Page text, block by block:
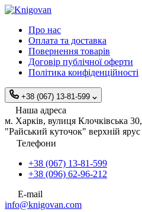
Про нас
Оплата та доставка
Повернення товарів
Договір публічної оферти
Політика конфіденційності
+38 (067) 13-81-599
Наша адреса
м. Харків, вулиця Клочківська
"Райський куточок" верхній
Телефони
+38 (067) 13-81-599
+38 (096) 62-96-212
E-mail
info@knigovan.com